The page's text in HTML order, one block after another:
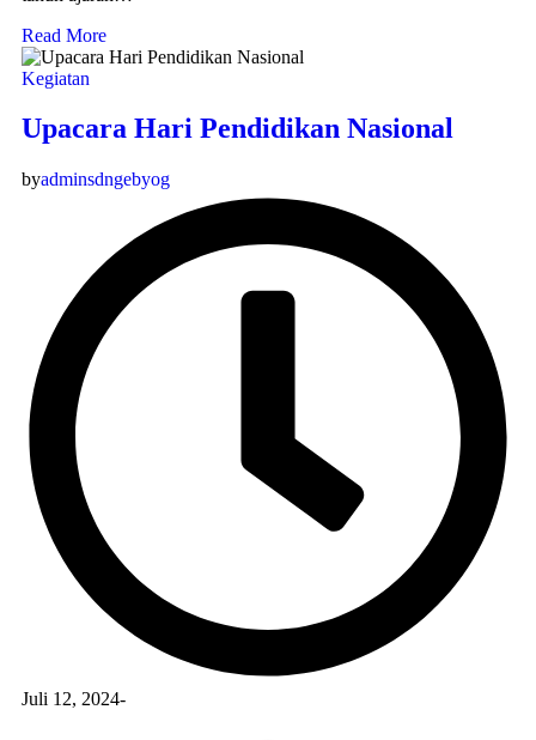
Read More
Kegiatan
Upacara Hari Pendidikan Nasional
byadminsdngebyog
Juli 12, 2024-